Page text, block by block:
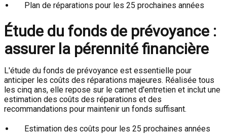
Plan de réparations pour les 25 prochaines années
Étude du fonds de prévoyance :
assurer la pérennité financière
L'étude du fonds de prévoyance est essentielle pour
anticiper les coûts des réparations majeures. Réalisée tous
les cinq ans, elle repose sur le carnet d'entretien et inclut une
estimation des coûts des réparations et des
recommandations pour maintenir un fonds suffisant.
Estimation des coûts pour les 25 prochaines années